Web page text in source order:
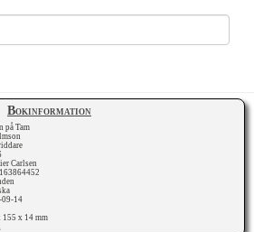
Bokinformation
på Tam
Carlsen
09-14
155 x 14 mm